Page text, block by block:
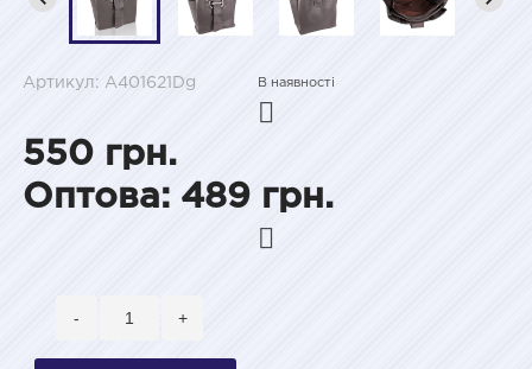
Артикул: A401621Dg В наявності
550 грн.
Оптова: 489 грн.
- +